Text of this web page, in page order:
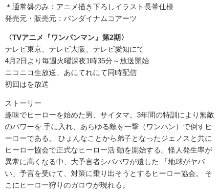
＊通常盤のみ：アニメ描き下ろしイラスト長帯仕様
発売元・販売元：バンダイナムコアーツ
〈TVアニメ『ワンパンマン』第2期〉
テレビ東京、テレビ大阪、テレビ愛知にて
4月2日より毎週火曜深夜1時35分～放送開始
ニコニコ生放送、あにてれにて同時配信
初回はを放送
ストーリー
趣味でヒーローを始めた男、サイタマ。3年間の特訓により無敵
のパワーを 手に入れ、あらゆる敵を一撃（ワンパン）で倒すヒ
ーローである。 ひょんなことから弟子となったジェノスと共に
ヒーロー協会で正式なヒーロー活 動を開始する。怪人発生率が
異常に高くなる中、大予言者シババワが遺した 「地球がヤバ
い」予言を受けて、対策に乗り出そうとするヒーロー協会。 そ
こにヒーロー狩りのガロウが現れる。